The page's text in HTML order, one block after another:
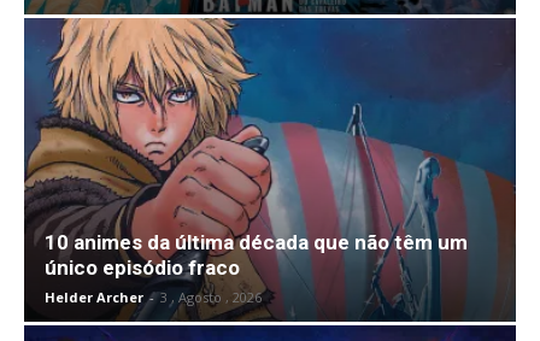
10 animes da última década que não têm um
único episódio fraco
Helder Archer - 3 , Agosto , 2026